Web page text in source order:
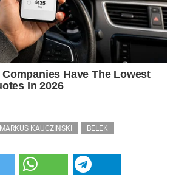
MARKUS KAUCZINSKI BELEK